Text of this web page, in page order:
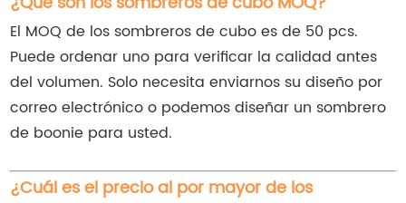
El MOQ de los sombreros de cubo es de 50 pcs.
Puede ordenar uno para verificar la calidad antes
del volumen. Solo necesita enviarnos su diseño por
correo electrónico o podemos diseñar un sombrero
de boonie para usted.
¿Cuál es el precio al por mayor de los